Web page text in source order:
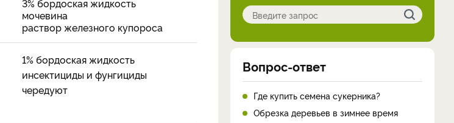
3% бордоская жидкость
мочевина
раствор железного купороса
1% бордоская жидкость
инсектициды и фунгициды
чередуют
Вопрос-ответ
Где купить семена сукерника?
Обрезка деревьев в зимнее время